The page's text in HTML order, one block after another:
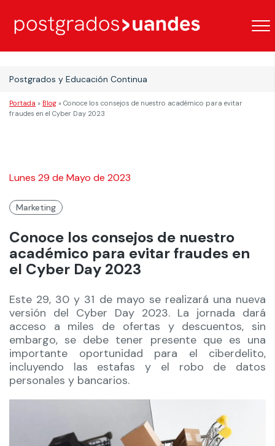
Postgrados y Educación Continua
Portada » Blog » Conoce los consejos de nuestro académico para evitar
fraudes en el Cyber Day 2023
Lunes 29 de Mayo de 2023
Marketing
Conoce los consejos de nuestro
académico para evitar fraudes en
el Cyber Day 2023
Este 29, 30 y 31 de mayo se realizará una nueva
versión del Cyber Day 2023. La jornada dará
acceso a miles de ofertas y descuentos, sin
embargo, se debe tener presente que es una
importante oportunidad para el ciberdelito,
incluyendo las estafas y el robo de datos
personales y bancarios.